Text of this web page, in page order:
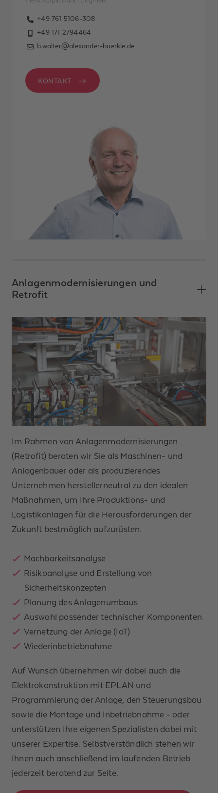
dieDatenschutzerklärung
gelesen und zur
Kenntnis
habe verstanden,
dass ich jederzeit
erheben und per E-
datenschutz@alexander-
buerkle.de senden
ABSENDEN
+49 761 5106-308
+49 171 2794464
b.walter@alexander-buerkle.de
KONTAKT
Anrede *
Vorname
Unternehmen
Telefonnummer
E-Mail-Adresse *
Nachricht *
Anlagenmodernisierungen und
Retrofit
Im Rahmen von Anlagenmodernisierungen
(Retrofit) beraten wir Sie als Maschinen- und
Anlagenbauer oder als produzierendes
Unternehmen herstellerneutral zu den idealen
Maßnahmen, um Ihre Produktions- und
Logistikanlagen für die Herausforderungen der
Zukunft bestmöglich aufzurüsten.​
Machbarkeitsanalyse​
Risikoanalyse und Erstellung von
Sicherheitskonzepten​
Planung des Anlagenumbaus​
Auswahl passender technischer Komponenten​
Vernetzung der Anlage (IoT)​
Wiederinbetriebnahme​
Auf Wunsch übernehmen wir dabei auch die
Elektrokonstruktion mit EPLAN und
Programmierung der Anlage, den Steuerungsbau
sowie die Montage und Inbetriebnahme - oder
unterstützen Ihre eigenen Spezialisten dabei mit
unserer Expertise. Selbstverständlich stehen wir
Ihnen auch anschließend im laufenden Betrieb
jederzeit beratend zur Seite.​